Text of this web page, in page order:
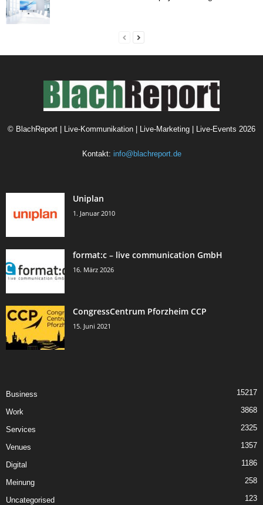
© BlachReport | Live-Kommunikation | Live-Marketing | Live-Events 2026
Kontakt: info@blachreport.de
Uniplan
1. Januar 2010
format:c – live communication GmbH
16. März 2026
CongressCentrum Pforzheim CCP
15. Juni 2021
Business 15217
Work 3868
Services 2325
Venues 1357
Digital 1186
Meinung 258
Uncategorised 123